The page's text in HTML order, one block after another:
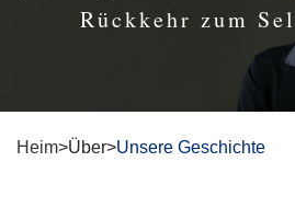
Rückkehr zum
Heim>Über>Unsere Geschichte